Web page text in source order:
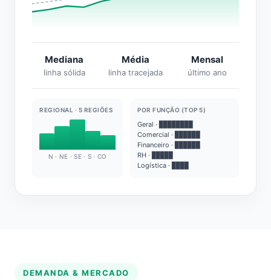
Mediana
linha sólida
Média
linha tracejada
Mensal
último ano
REGIONAL · 5 REGIÕES
N · NE · SE · S · CO
POR FUNÇÃO (TOP 5)
Geral · ████████
Comercial · ██████
Financeiro · ██████
RH · █████
Logística · ████
DEMANDA & MERCADO